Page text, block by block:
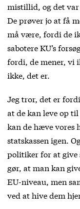
mistillid, og det var
De prøver jo at få
må være, fordi de
sabotere KU’s
fordi, de mener, vi
ikke, det er.
Jeg tror, det er
at de kan leve op
kan de hæve vores
statskassen igen.
politiker for at give
gør, at man kan
EU-niveau, men
ved at hive dem